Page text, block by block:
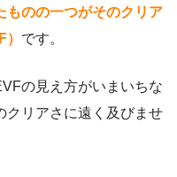
ものの一つがそのクリア
です。
の見え方がいまいちな
クリアさに遠く及びませ